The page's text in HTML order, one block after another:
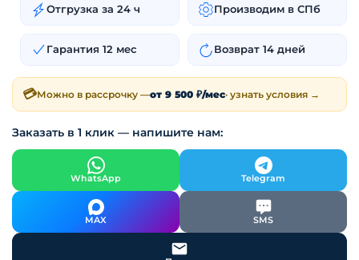
Отгрузка за 24 ч Производим в СПб
Гарантия 12 мес Возврат 14 дней
💳Можно в рассрочку —от 9 500 ₽/мес· узнать условия →
Заказать в 1 клик — напишите нам:
WhatsApp Telegram
MAX SMS